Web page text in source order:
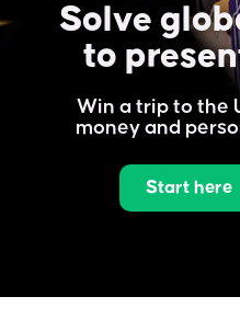
Solve
to
Win a trip to the
money and
Start here